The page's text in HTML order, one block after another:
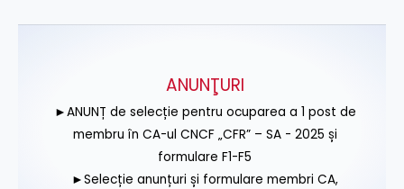
ANUNŢURI
►ANUNȚ de selecție pentru ocuparea a 1 post de
membru în CA-ul CNCF „CFR” – SA - 2025 și
formulare F1-F5
►Selecție anunțuri și formulare membri CA,